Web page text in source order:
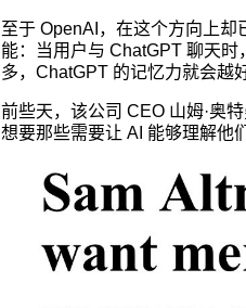
至于 OpenAI，在这个方向上却
能：当用户与 ChatGPT 聊天
多，ChatGPT 的记忆力就会越
前些天，该公司 CEO 山姆·奥
想要那些需要让 AI 能够理解他